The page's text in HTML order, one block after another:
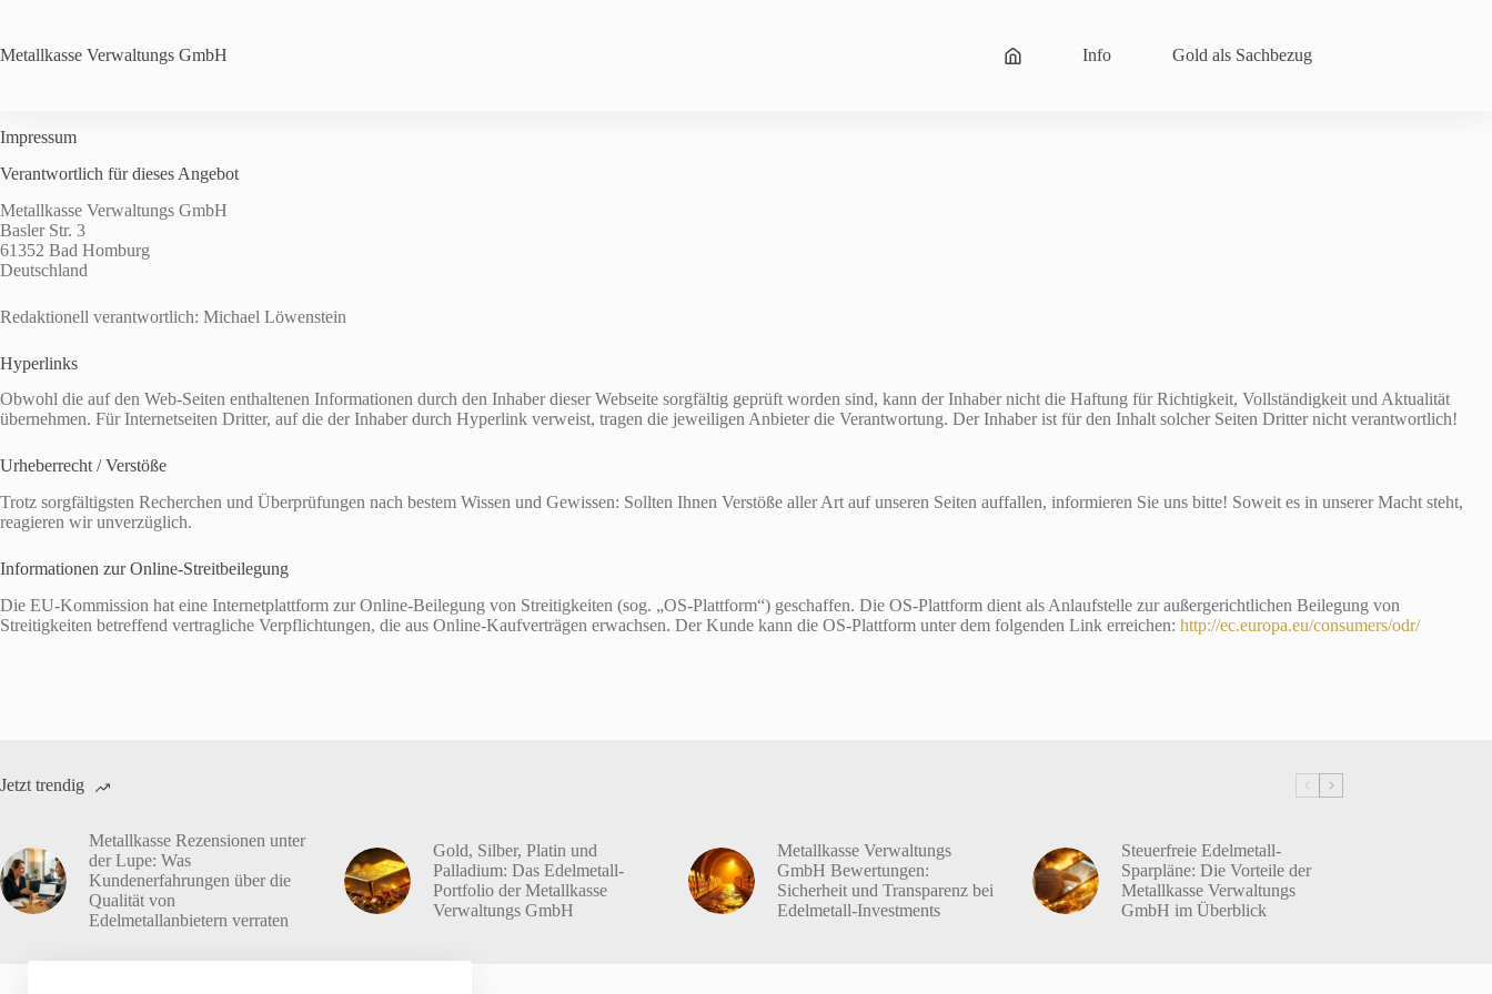
springen
Metallkasse Verwaltungs GmbH Info Gold als Sachbezug
Impressum
Verantwortlich für dieses Angebot
Metallkasse Verwaltungs GmbH
Basler Str. 3
61352 Bad Homburg
Deutschland
Redaktionell verantwortlich: Michael Löwenstein
Hyperlinks
Obwohl die auf den Web-Seiten enthaltenen Informationen durch den Inhaber dieser Webseite sorgfältig geprüft worden sind, kann der Inhaber nicht die Haftung für Richtigkeit, Vollständigkeit und Aktualität
übernehmen. Für Internetseiten Dritter, auf die der Inhaber durch Hyperlink verweist, tragen die jeweiligen Anbieter die Verantwortung. Der Inhaber ist für den Inhalt solcher Seiten Dritter nicht verantwortlich!
Urheberrecht / Verstöße
Trotz sorgfältigsten Recherchen und Überprüfungen nach bestem Wissen und Gewissen: Sollten Ihnen Verstöße aller Art auf unseren Seiten auffallen, informieren Sie uns bitte! Soweit es in unserer Macht steht,
reagieren wir unverzüglich.
Informationen zur Online-Streitbeilegung
Die EU-Kommission hat eine Internetplattform zur Online-Beilegung von Streitigkeiten (sog. „OS-Plattform“) geschaffen. Die OS-Plattform dient als Anlaufstelle zur außergerichtlichen Beilegung von
Streitigkeiten betreffend vertragliche Verpflichtungen, die aus Online-Kaufverträgen erwachsen. Der Kunde kann die OS-Plattform unter dem folgenden Link erreichen: http://ec.europa.eu/consumers/odr/
Jetzt trendig
Metallkasse Rezensionen unter
der Lupe: Was
Kundenerfahrungen über die
Qualität von
Edelmetallanbietern verraten
Gold, Silber, Platin und
Palladium: Das Edelmetall-
Portfolio der Metallkasse
Verwaltungs GmbH
Metallkasse Verwaltungs
GmbH Bewertungen:
Sicherheit und Transparenz bei
Edelmetall-Investments
Steuerfreie Edelmetall-
Sparpläne: Die Vorteile der
Metallkasse Verwaltungs
GmbH im Überblick